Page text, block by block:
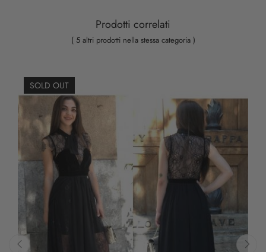
Prodotti correlati
( 5 altri prodotti nella stessa categoria )
SOLD OUT